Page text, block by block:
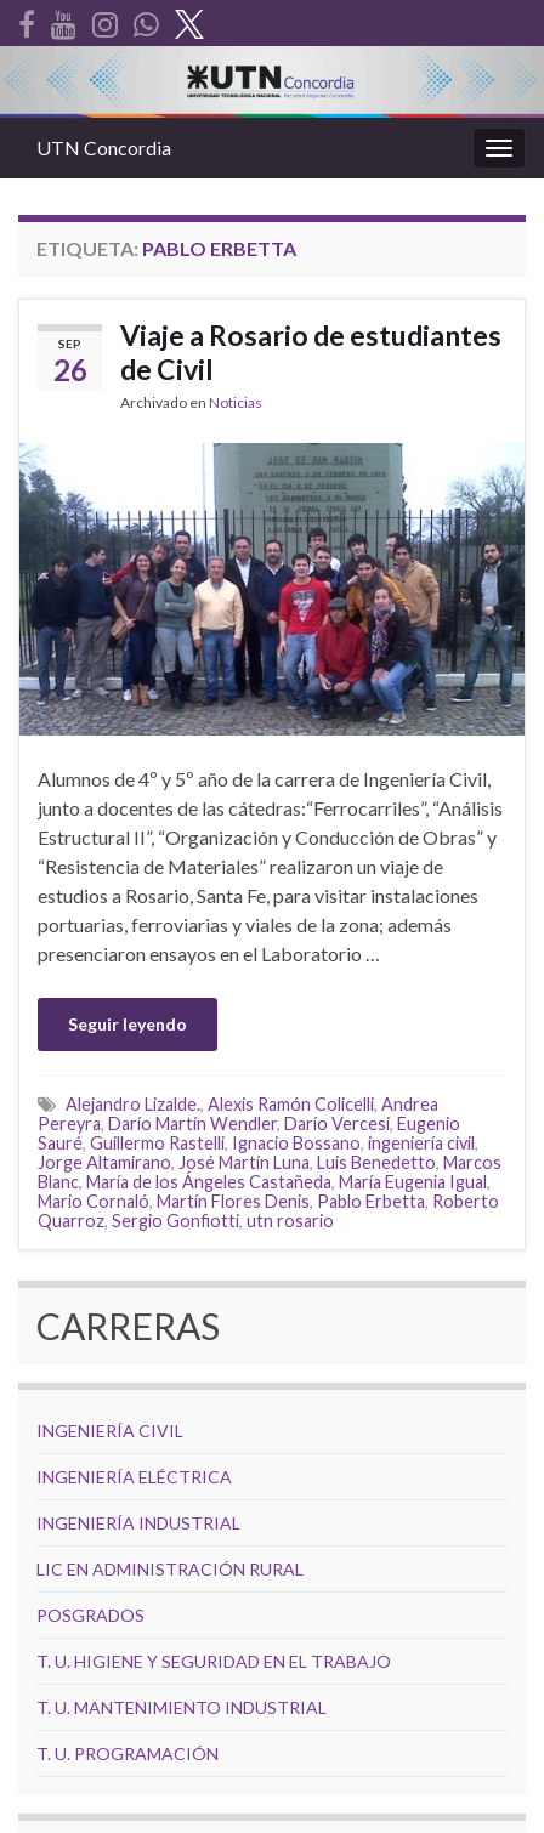
la
UTN Concordia
ETIQUETA: PABLO ERBETTA
SEP
26
Viaje a Rosario de estudiantes
de Civil
Archivado en Noticias
Alumnos de 4º y 5º año de la carrera de Ingeniería Civil,
junto a docentes de las cátedras:“Ferrocarriles”, “Análisis
Estructural II”, “Organización y Conducción de Obras” y
“Resistencia de Materiales” realizaron un viaje de
estudios a Rosario, Santa Fe, para visitar instalaciones
portuarias, ferroviarias y viales de la zona; además
presenciaron ensayos en el Laboratorio …
Seguir leyendo
Alejandro Lizalde., Alexis Ramón Colicelli, Andrea
Pereyra, Darío Martín Wendler, Darío Vercesi, Eugenio
Sauré, Guillermo Rastelli, Ignacio Bossano, ingeniería civil,
Jorge Altamirano, José Martín Luna, Luis Benedetto, Marcos
Blanc, María de los Ángeles Castañeda, María Eugenia Igual,
Mario Cornaló, Martín Flores Denis, Pablo Erbetta, Roberto
Quarroz, Sergio Gonfiotti, utn rosario
CARRERAS
INGENIERÍA CIVIL
INGENIERÍA ELÉCTRICA
INGENIERÍA INDUSTRIAL
LIC EN ADMINISTRACIÓN RURAL
POSGRADOS
T. U. HIGIENE Y SEGURIDAD EN EL TRABAJO
T. U. MANTENIMIENTO INDUSTRIAL
T. U. PROGRAMACIÓN